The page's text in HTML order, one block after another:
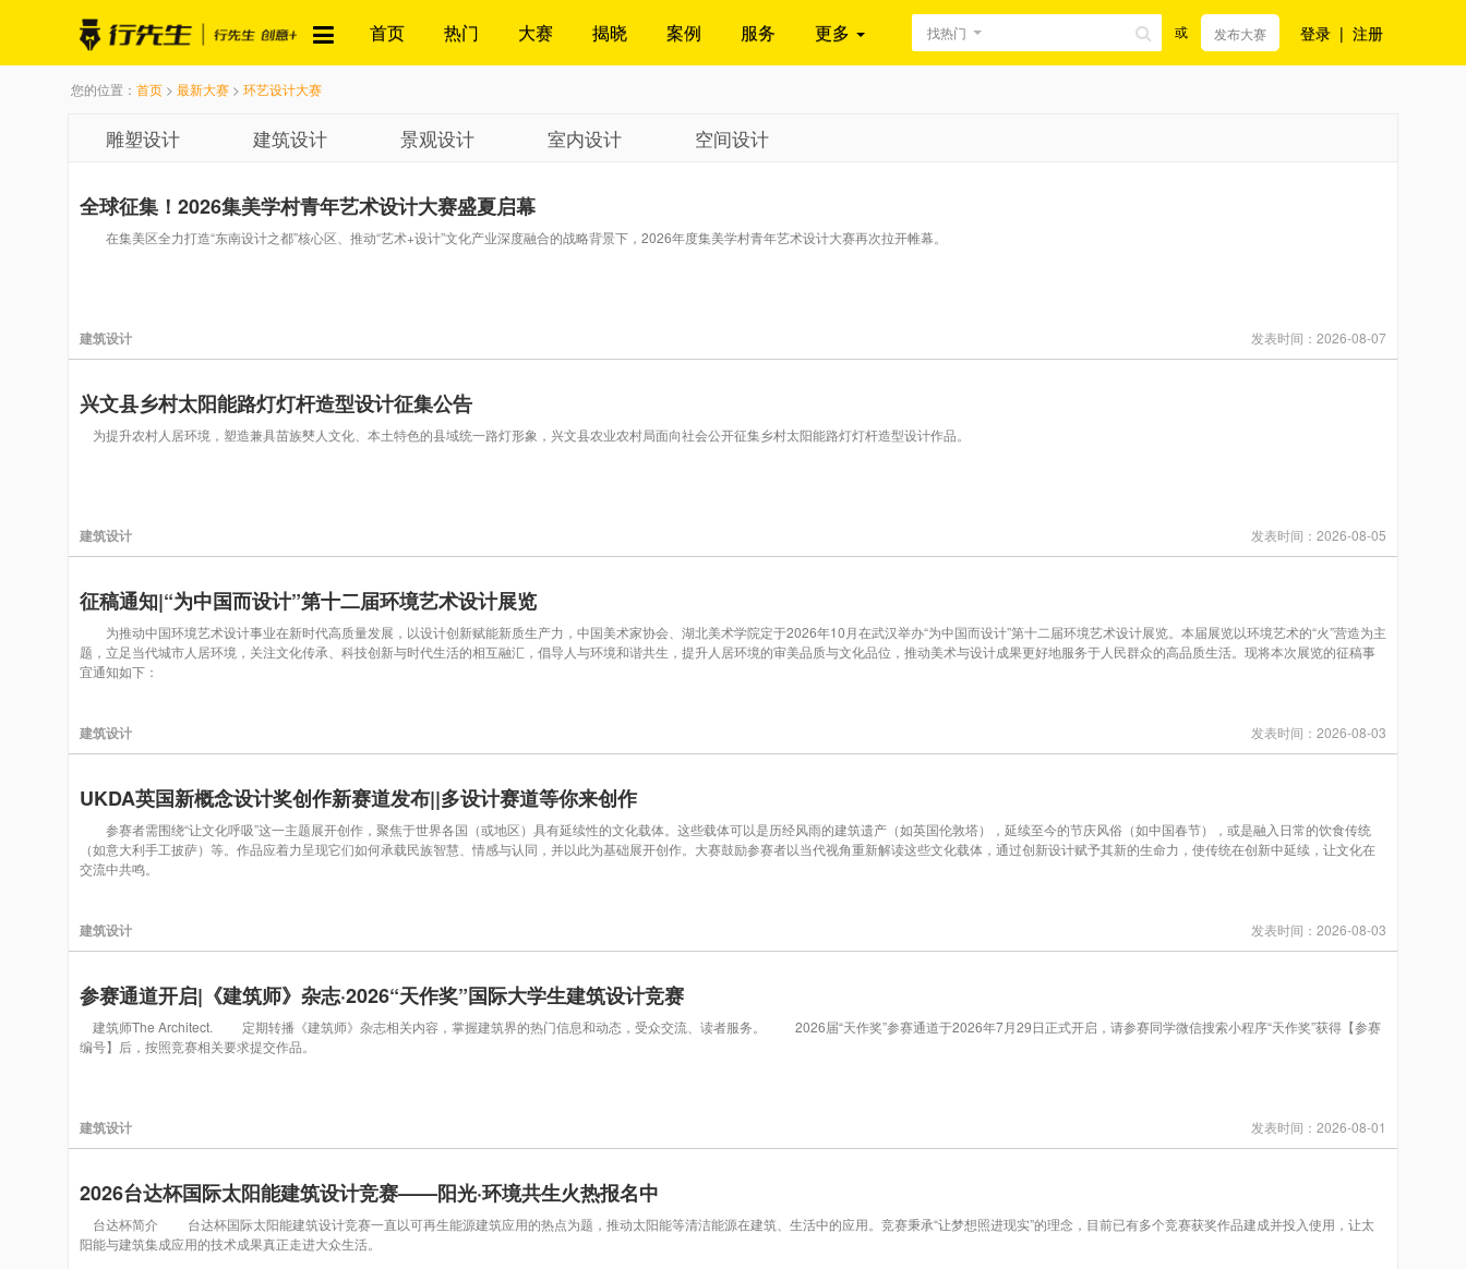
首页 热门 大赛 揭晓 案例 服务 更多 找热门 或 发布大赛 登录 | 注册
您的位置： 首页 > 最新大赛 > 环艺设计大赛
雕塑设计 建筑设计 景观设计 室内设计 空间设计
全球征集！2026集美学村青年艺术设计大赛盛夏启幕
在集美区全力打造“东南设计之都”核心区、推动“艺术+设计”文化产业深度融合的战略背景下，2026年度集美学村青年艺术设计大赛再次拉开帷幕。
建筑设计 发表时间：2026-08-07
兴文县乡村太阳能路灯灯杆造型设计征集公告
为提升农村人居环境，塑造兼具苗族僰人文化、本土特色的县域统一路灯形象，兴文县农业农村局面向社会公开征集乡村太阳能路灯灯杆造型设计作品。
建筑设计 发表时间：2026-08-05
征稿通知|“为中国而设计”第十二届环境艺术设计展览
为推动中国环境艺术设计事业在新时代高质量发展，以设计创新赋能新质生产力，中国美术家协会、湖北美术学院定于2026年10月在武汉举办“为中国而设计”第十二届环境艺术设计展览。本届展览以环境艺术的“火”营造为主
题，立足当代城市人居环境，关注文化传承、科技创新与时代生活的相互融汇，倡导人与环境和谐共生，提升人居环境的审美品质与文化品位，推动美术与设计成果更好地服务于人民群众的高品质生活。现将本次展览的征稿事
宜通知如下：
建筑设计 发表时间：2026-08-03
UKDA英国新概念设计奖创作新赛道发布||多设计赛道等你来创作
参赛者需围绕“让文化呼吸”这一主题展开创作，聚焦于世界各国（或地区）具有延续性的文化载体。这些载体可以是历经风雨的建筑遗产（如英国伦敦塔），延续至今的节庆风俗（如中国春节），或是融入日常的饮食传统
（如意大利手工披萨）等。作品应着力呈现它们如何承载民族智慧、情感与认同，并以此为基础展开创作。大赛鼓励参赛者以当代视角重新解读这些文化载体，通过创新设计赋予其新的生命力，使传统在创新中延续，让文化在
交流中共鸣。
建筑设计 发表时间：2026-08-03
参赛通道开启|《建筑师》杂志·2026“天作奖”国际大学生建筑设计竞赛
建筑师The Architect. 定期转播《建筑师》杂志相关内容，掌握建筑界的热门信息和动态，受众交流、读者服务。 2026届“天作奖”参赛通道于2026年7月29日正式开启，请参赛同学微信搜索小程序“天作奖”获得【参赛
编号】后，按照竞赛相关要求提交作品。
建筑设计 发表时间：2026-08-01
2026台达杯国际太阳能建筑设计竞赛——阳光·环境共生火热报名中
台达杯简介 台达杯国际太阳能建筑设计竞赛一直以可再生能源建筑应用的热点为题，推动太阳能等清洁能源在建筑、生活中的应用。竞赛秉承“让梦想照进现实”的理念，目前已有多个竞赛获奖作品建成并投入使用，让太
阳能与建筑集成应用的技术成果真正走进大众生活。